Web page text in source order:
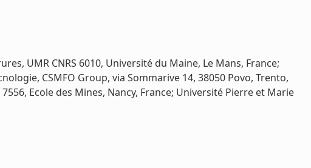
UMR CNRS 6010, Université du Maine, Le Mans, France;
CSMFO Group, via Sommarive 14, 38050 Povo, Trento,
Ecole des Mines, Nancy, France; Université Pierre et Marie